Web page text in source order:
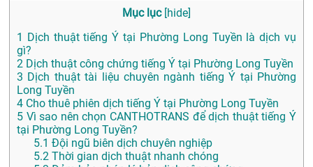
Mục lục [hide]
1
Dịch thuật tiếng Ý tại Phường Long Tuyền là dịch vụ
gì?
2 Dịch thuật công chứng tiếng Ý tại Phường Long Tuyền
3 Dịch thuật tài liệu chuyên ngành tiếng Ý tại Phường
Long Tuyền
4 Cho thuê phiên dịch tiếng Ý tại Phường Long Tuyền
5 Vì sao nên chọn CANTHOTRANS để dịch thuật tiếng Ý
tại Phường Long Tuyền?
5.1 Đội ngũ biên dịch chuyên nghiệp
5.2 Thời gian dịch thuật nhanh chóng